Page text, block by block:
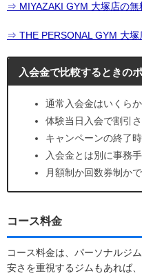
⇒ MIYAZAKI GYM 大塚店の
⇒ THE PERSONAL GYM 大
入会金で比較するときの
通常入会金はいくらか
体験当日入会で割引
キャンペーンの終了
入会金とは別に事務
月額制か回数券制か
コース料金
コース料金は、パーソナルジ
安さを重視するジムもあれば